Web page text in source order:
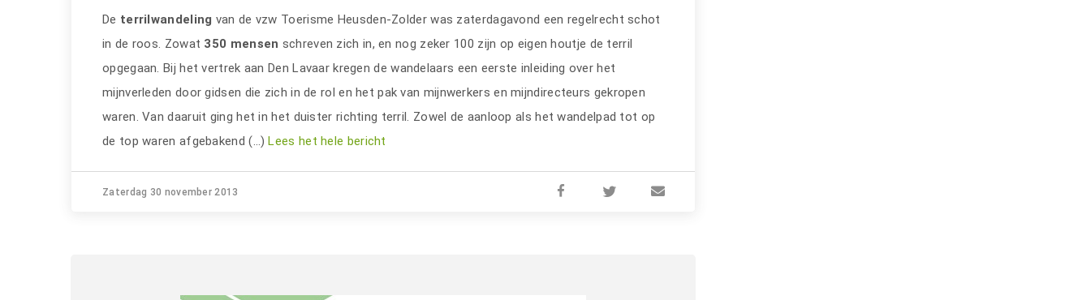
De terrilwandeling van de vzw Toerisme Heusden-Zolder was zaterdagavond een regelrecht schot
in de roos. Zowat 350 mensen schreven zich in, en nog zeker 100 zijn op eigen houtje de terril
opgegaan. Bij het vertrek aan Den Lavaar kregen de wandelaars een eerste inleiding over het
mijnverleden door gidsen die zich in de rol en het pak van mijnwerkers en mijndirecteurs gekropen
waren. Van daaruit ging het in het duister richting terril. Zowel de aanloop als het wandelpad tot op
de top waren afgebakend (…)Lees het hele bericht
Zaterdag 30 november 2013